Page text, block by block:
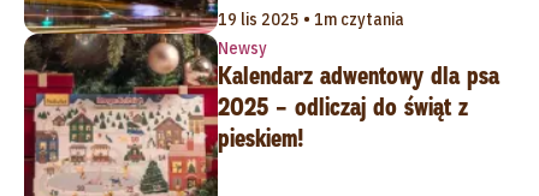
19 lis 2025 • 1m czytania
Newsy
Kalendarz adwentowy dla psa
2025 – odliczaj do świąt z
pieskiem!